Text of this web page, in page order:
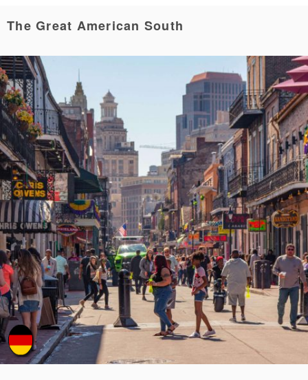
The Great American South